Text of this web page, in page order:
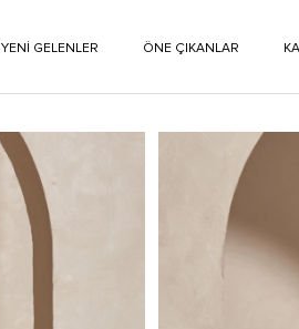
YENİ GELENLER ÖNE ÇIKANLAR